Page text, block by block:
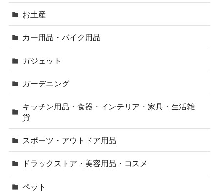
お土産
カー用品・バイク用品
ガジェット
ガーデニング
キッチン用品・食器・インテリア・家具・生活雑
貨
スポーツ・アウトドア用品
ドラックストア・美容用品・コスメ
ペット